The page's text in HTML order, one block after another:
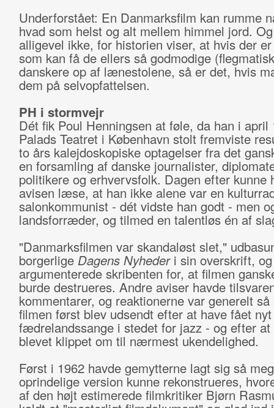
Underforstået: En Danmarksfilm kan rumme
hvad som helst og alt mellem himmel jord.
alligevel ikke, for historien viser, at hvis der
som kan få de ellers så godmodige
danskere op af lænestolene, så er det, hvis
dem på selvopfattelsen.
PH i stormvejr
Dét fik Poul Henningsen at føle, da han i april
Palads Teatret i København stolt fremviste
to års kalejdoskopiske optagelser fra det
en forsamling af danske journalister,
politikere og erhvervsfolk. Dagen efter kunne
avisen læse, at han ikke alene var en
salonkommunist - dét vidste han godt - men
landsforræder, og tilmed en talentløs én af
"Danmarksfilmen var skandaløst slet,"
borgerlige Dagens Nyhederi sin overskrift,
argumenterede skribenten for, at filmen
burde destrueres. Andre aviser havde
kommentarer, og reaktionerne var generelt
filmen først blev udsendt efter at have fået
fædrelandssange i stedet for jazz - og efter
blevet klippet om til nærmest ukendelighed.
Først i 1962 havde gemytterne lagt sig så
oprindelige version kunne rekonstrueres,
af den højt estimerede filmkritiker Bjørn